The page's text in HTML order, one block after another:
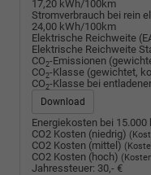
17,20 kWh/100km
Stromverbrauch bei rein
24,00 kWh/100km
Elektrische Reichweite
Elektrische Reichweite
CO2-Emissionen
CO2-Klasse (gewichtet,
CO2-Klasse bei
Download
Energiekosten bei 15.000
CO2 Kosten (niedrig)
CO2 Kosten (mittel)
CO2 Kosten (hoch)
Jahressteuer: 30,- €